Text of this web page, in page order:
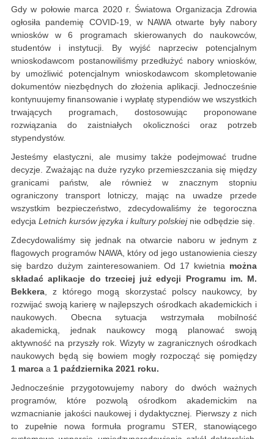
Gdy w połowie marca 2020 r. Światowa Organizacja Zdrowia
ogłosiła pandemię COVID-19, w NAWA otwarte były nabory
wniosków w 6 programach skierowanych do naukowców,
studentów i instytucji. By wyjść naprzeciw potencjalnym
wnioskodawcom postanowiliśmy przedłużyć nabory wniosków,
by umożliwić potencjalnym wnioskodawcom skompletowanie
dokumentów niezbędnych do złożenia aplikacji. Jednocześnie
kontynuujemy finansowanie i wypłatę stypendiów we wszystkich
trwających programach, dostosowując proponowane
rozwiązania do zaistniałych okoliczności oraz potrzeb
stypendystów.
Jesteśmy elastyczni, ale musimy także podejmować trudne
decyzje. Zważając na duże ryzyko przemieszczania się między
granicami państw, ale również w znacznym stopniu
ograniczony transport lotniczy, mając na uwadze przede
wszystkim bezpieczeństwo, zdecydowaliśmy że tegoroczna
edycja Letnich kursów języka i kultury polskiejnie odbędzie się.
Zdecydowaliśmy się jednak na otwarcie naboru w jednym z
flagowych programów NAWA, który od jego ustanowienia cieszy
się bardzo dużym zainteresowaniem. Od 17 kwietnia można
składać aplikacje do trzeciej już edycji Programu im. M.
Bekkera, z którego mogą skorzystać polscy naukowcy, by
rozwijać swoją karierę w najlepszych ośrodkach akademickich i
naukowych. Obecna sytuacja wstrzymała mobilność
akademicką, jednak naukowcy mogą planować swoją
aktywność na przyszły rok. Wizyty w zagranicznych ośrodkach
naukowych będą się bowiem mogły rozpocząć się pomiędzy
1 marca a 1 października 2021 roku.
Jednocześnie przygotowujemy nabory do dwóch ważnych
programów, które pozwolą ośrodkom akademickim na
wzmacnianie jakości naukowej i dydaktycznej. Pierwszy z nich
to zupełnie nowa formuła programu STER, stanowiącego